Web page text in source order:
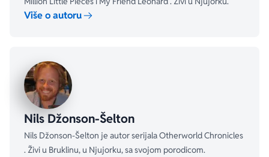
Više o autoru
Nils Džonson-Šelton
Nils Džonson-Šelton je autor serijala Otherworld Chronicles
. Živi u Bruklinu, u Njujorku, sa svojom porodicom.